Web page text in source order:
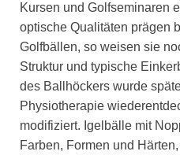
Kursen und Golfseminaren
optische Qualitäten prägen
Golfbällen, so weisen sie
Struktur und typische
des Ballhöckers wurde
Physiotherapie
modifiziert. Igelbälle mit
Farben, Formen und